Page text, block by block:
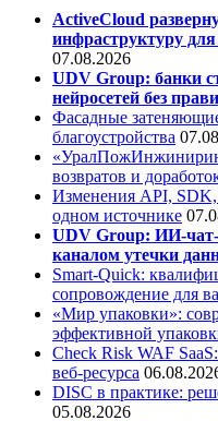
ActiveCloud
инфраструктуру для
07.08.2026
UDV Group: банки
нейросетей без
Фасадные
благоустройства
возвратов и
Изменения API,
одном источнике
UDV Group: ИИ-
каналом утечки
Smart-Quick:
сопровождение для
«Мир упаковки»:
эффективной
Check Risk WAF
веб-ресурса
DISC в практике:
05.08.2026